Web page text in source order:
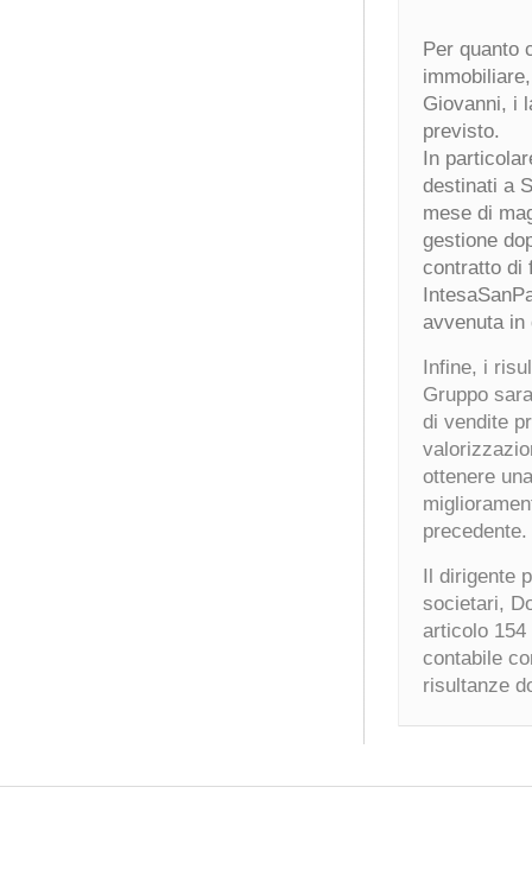
Per quanto
Giovanni, i
previsto.
In
destinati a
mese di
gestione
contratto di
avvenuta in
Infine, i
Gruppo
di vendite
ottenere
precedente.
Il dirigente
societari,
articolo 154
contabile
risultanze